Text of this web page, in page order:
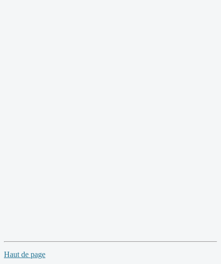
Haut de page